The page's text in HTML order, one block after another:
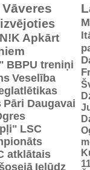
Vāveres
Apkārt
BBPU treniņi
Veselība
Pāri Daugavai
LSC
atklātais
Ielūdz